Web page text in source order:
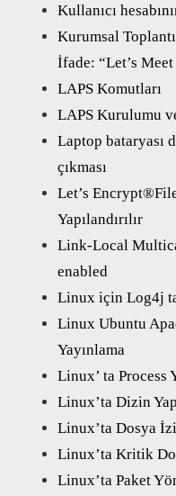
Kullanıcı
Kurumsal
İfade: “Let’s
LAPS Komutları
LAPS Kurulumu
Laptop bataryası
çıkması
Let’s
Yapılandırılır
Link-Local
enabled
Linux için Log4j
Linux Ubuntu
Yayınlama
Linux’ ta Process
Linux’ta Dizin
Linux’ta Dosya
Linux’ta Kritik
Linux’ta Paket